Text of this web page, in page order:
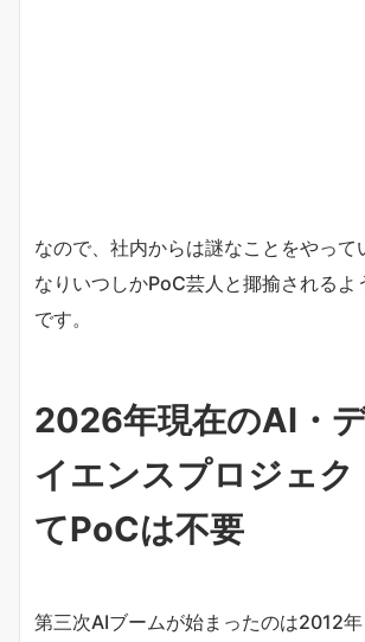
なので、社内からは謎なことをやって
なりいつしかPoC芸人と揶揄されるよ
です。
2026年現在のAI・
イエンスプロジェク
てPoCは不要
第三次AIブームが始まったのは2012